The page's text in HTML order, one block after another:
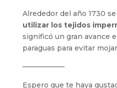
Alrededor del año 1730
utilizar los tejidos
significó un gran avance
paraguas para evitar
——————
Espero que te haya